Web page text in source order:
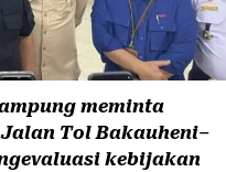
meminta
Tol Bakauheni–
kebijakan